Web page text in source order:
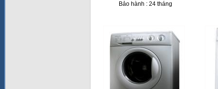
Bảo hành : 24 tháng